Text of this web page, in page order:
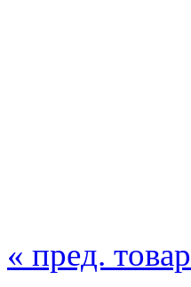
« пред. товар